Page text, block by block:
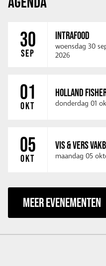
30
SEP
INTRAFOOD
woensdag 30
2026
01
OKT
HOLLAND
donderdag 01
05
OKT
VIS & VERS
maandag 05
MEER EVENEMENTEN